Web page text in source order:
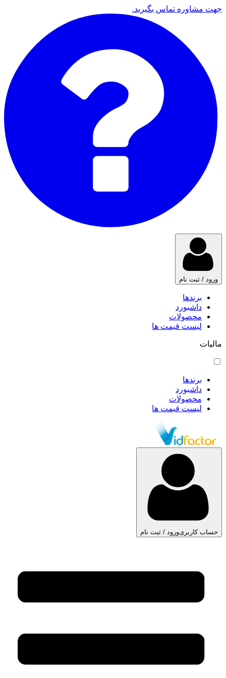
جهت مشاوره تماس بگیرید.
ورود / ثبت نام
برندها
داشبورد
محصولات
لیست قیمت ها
مالیات
برندها
داشبورد
محصولات
لیست قیمت ها
حساب کاربریورود / ثبت نام